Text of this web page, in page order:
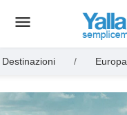
Toggle
menu
/ Europa